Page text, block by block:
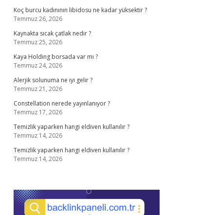
Koç burcu kadınının libidosu ne kadar yüksektir ?
Temmuz 26, 2026
Kaynakta sıcak çatlak nedir ?
Temmuz 25, 2026
Kaya Holding borsada var mı ?
Temmuz 24, 2026
Alerjik solunuma ne iyi gelir ?
Temmuz 21, 2026
Constellation nerede yayınlanıyor ?
Temmuz 17, 2026
Temizlik yaparken hangi eldiven kullanılır ?
Temmuz 14, 2026
Temizlik yaparken hangi eldiven kullanılır ?
Temmuz 14, 2026